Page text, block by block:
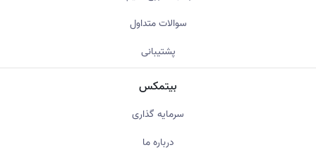
سوالات متداول
پشتیبانی
بیتمکس
سرمایه گذاری
درباره ما